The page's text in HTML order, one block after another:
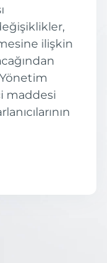
ilişkin
maddesi